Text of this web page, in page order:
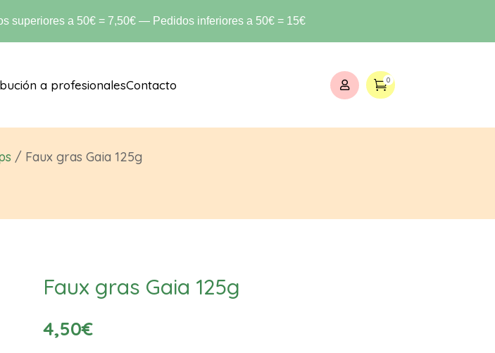
superiores a 50€ = 7,50€ — Pedidos inferiores a 50€ = 15€
a profesionalesContacto  0
/ Faux gras Gaia 125g
Faux gras Gaia 125g
4,50€